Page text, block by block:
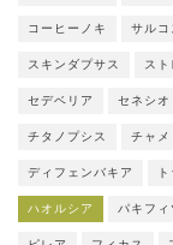
コーヒーノキ サルコ
スキンダプサス スト
セデベリア セネシオ
チタノプシス チャメ
ディフェンバキア
ハオルシア パキフィ